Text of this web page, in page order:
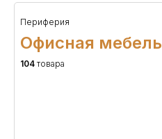
Периферия
Офисная мебель
104 товара